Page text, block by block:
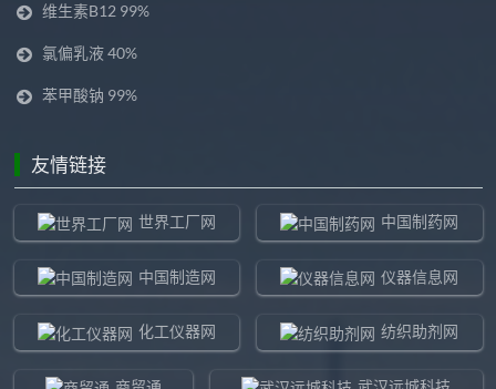
维生素B12 99%
氯偏乳液 40%
苯甲酸钠 99%
友情链接
世界工厂网 中国制药网
中国制造网 仪器信息网
化工仪器网 纺织助剂网